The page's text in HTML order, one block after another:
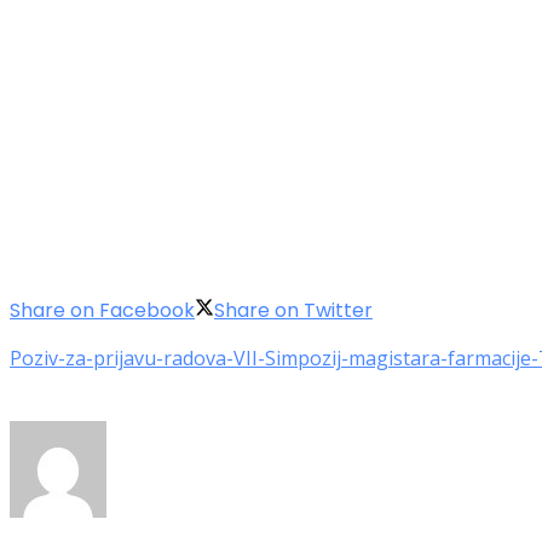
Share on Facebook Share on Twitter
Poziv-za-prijavu-radova-VII-Simpozij-magistara-